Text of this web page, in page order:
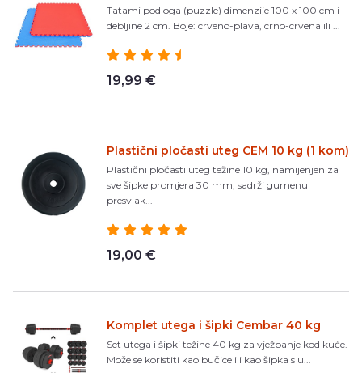
Tatami podloga (puzzle) dimenzije 100 x 100 cm i
debljine 2 cm. Boje: crveno-plava, crno-crvena ili ...
19,99 €
Plastični pločasti uteg CEM 10 kg (1 kom)
Plastični pločasti uteg težine 10 kg, namijenjen za
sve šipke promjera 30 mm, sadrži gumenu
presvlak...
19,00 €
Komplet utega i šipki Cembar 40 kg
Set utega i šipki težine 40 kg za vježbanje kod kuće.
Može se koristiti kao bučice ili kao šipka s u...